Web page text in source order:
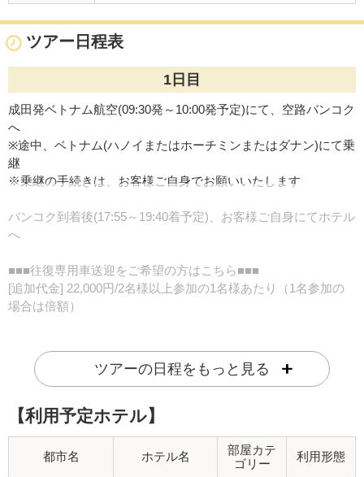
ツアー日程表
1日目
成田発ベトナム航空(09:30発～10:00発予定)にて、空路バンコク
へ
※途中、ベトナム(ハノイまたはホーチミンまたはダナン)にて乗
継
※乗継の手続きは、お客様ご自身でお願いいたします
バンコク到着後(17:55～19:40着予定)、お客様ご自身にてホテル
へ
■■■往復専用車送迎をご希望の方はこちら■■■
[追加代金] 22,000円/2名様以上参加の1名様あたり（1名参加の
場合は倍額）
テルまでご案内致します。
お申し込みご希望の方は、ご予約時にお申し出ください。
※23:00以降にバンコク着のフライトの場合、深夜料金がお1人
ホテルお迎えが08:00以前のフライトの場合、早朝料金がお1
ツアーの日程をもっと見る
【利用予定ホテル】
都市名 ホテル名
部屋カテ
ゴリー
利用形態